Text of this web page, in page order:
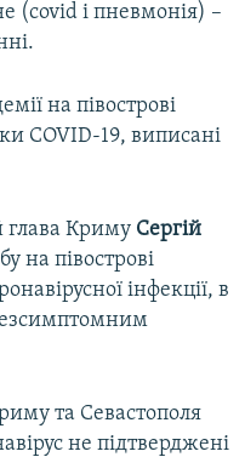
(covid і пневмонія) –
на півострові
COVID-19, виписані
глава Криму Сергій
на півострові
інфекції, в
та Севастополя
не підтверджені